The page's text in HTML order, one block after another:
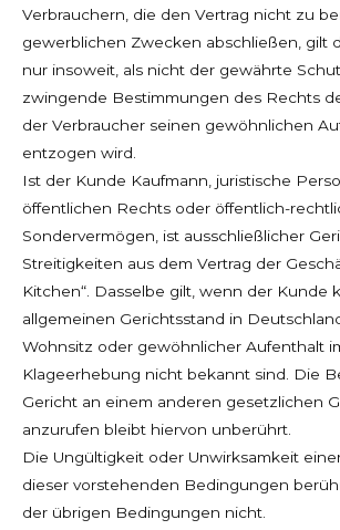
Verbrauchern, die den Vertrag nicht zu
gewerblichen Zwecken abschließen, gilt
nur insoweit, als nicht der gewährte
zwingende Bestimmungen des Rechts
der Verbraucher seinen gewöhnlichen
entzogen wird.
Ist der Kunde Kaufmann, juristische
öffentlichen Rechts oder öffentlich-
Sondervermögen, ist ausschließlicher
Streitigkeiten aus dem Vertrag der
Kitchen“. Dasselbe gilt, wenn der Kunde
allgemeinen Gerichtsstand in
Wohnsitz oder gewöhnlicher Aufenthalt
Klageerhebung nicht bekannt sind. Die
Gericht an einem anderen gesetzlichen
anzurufen bleibt hiervon unberührt.
Die Ungültigkeit oder Unwirksamkeit
dieser vorstehenden Bedingungen
der übrigen Bedingungen nicht.